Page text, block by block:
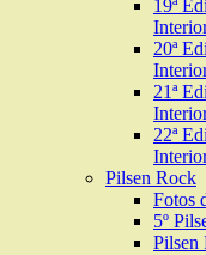
19ª
20ª
21ª
22ª
Pilsen Rock
Fotos
5º
Pilsen